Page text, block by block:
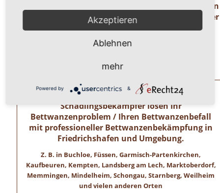
Haben Sie Fragen oder benötigen Hilfe ? Dann
rufen Sie uns einfach an unter der
Telefonnummer
0 8 2 4 1 / 8 0 2 9 1 7 1.
Wir freuen uns auf ihren Anruf!
Allgäuer Kammerjäger – Zertifizierte
Schädlingsbekämpfer lösen Ihr
Bettwanzenproblem / Ihren Bettwanzenbefall
mit professioneller Bettwanzenbekämpfung in
Friedrichshafen und Umgebung.
Z. B. in Buchloe, Füssen, Garmisch-Partenkirchen,
Kaufbeuren, Kempten, Landsberg am Lech, Marktoberdorf,
Memmingen, Mindelheim, Schongau, Starnberg, Weilheim
und vielen anderen Orten
Akzeptieren
Ablehnen
mehr
Powered by &